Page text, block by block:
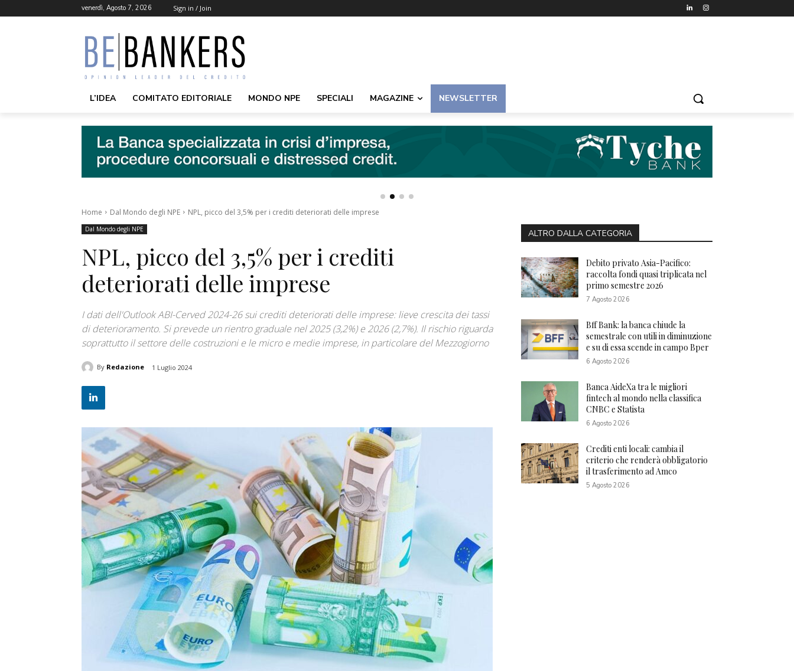
venerdì, Agosto 7, 2026 Sign in / Join
L’IDEA COMITATO EDITORIALE MONDO NPE SPECIALI MAGAZINE NEWSLETTER
Home Dal Mondo degli NPE NPL, picco del 3,5% per i crediti deteriorati delle imprese
Dal Mondo degli NPE
NPL, picco del 3,5% per i crediti
deteriorati delle imprese
I dati dell'Outlook ABI-Cerved 2024-26 sui crediti deteriorati delle imprese: lieve crescita dei tassi
di deterioramento. Si prevede un rientro graduale nel 2025 (3,2%) e 2026 (2,7%). Il rischio riguarda
soprattutto il settore delle costruzioni e le micro e medie imprese, in particolare del Mezzogiorno
By Redazione 1 Luglio 2024
ALTRO DALLA CATEGORIA
Debito privato Asia-Pacifico:
raccolta fondi quasi triplicata nel
primo semestre 2026
7 Agosto 2026
Bff Bank: la banca chiude la
semestrale con utili in diminuzione
e su di essa scende in campo Bper
6 Agosto 2026
Banca AideXa tra le migliori
fintech al mondo nella classifica
CNBC e Statista
6 Agosto 2026
Crediti enti locali: cambia il
criterio che renderà obbligatorio
il trasferimento ad Amco
5 Agosto 2026